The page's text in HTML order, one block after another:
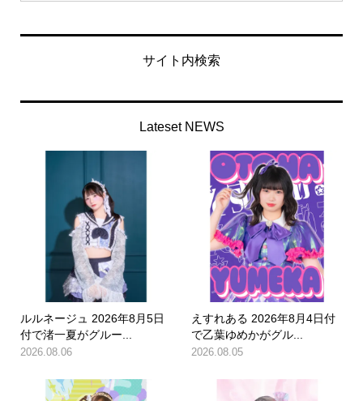
サイト内検索
Lateset NEWS
ルルネージュ 2026年8月5日
付で渚一夏がグルー...
2026.08.06
えすれある 2026年8月4日付
で乙葉ゆめかがグル...
2026.08.05